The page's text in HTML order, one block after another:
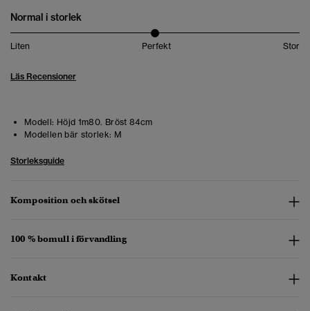
Normal i storlek
Liten Perfekt Stor
Läs Recensioner
Modell: Höjd 1m80. Bröst 84cm
Modellen bär storlek: M
Storleksguide
Komposition och skötsel
100 % bomull i förvandling
Kontakt